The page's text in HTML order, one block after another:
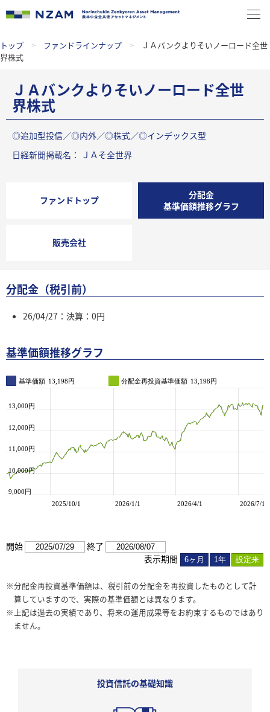
トップ > ファンドラインナップ >
ＪＡバンクよりそいノーロード全世
界株式
ＪＡバンクよりそいノーロード全世
界株式
◎追加型投信／◎内外／◎株式／◎インデックス型
日経新聞掲載名： ＪＡそ全世界
ファンドトップ
分配金
基準価額推移グラフ
販売会社
分配金（税引前）
26/04/27：決算：0円
基準価額推移グラフ
基準価額 13,198円 分配金再投資基準価額 13,198円
2025/10/1 2026/1/1 2026/4/1 2026/7/1
9,000円
10,000円
11,000円
12,000円
13,000円
開始
終了
表示期間
※分配金再投資基準価額は、税引前の分配金を再投資したものとして計
算していますので、実際の基準価額とは異なります。
※上記は過去の実績であり、将来の運用成果等をお約束するものではあり
ません。
投資信託の基礎知識